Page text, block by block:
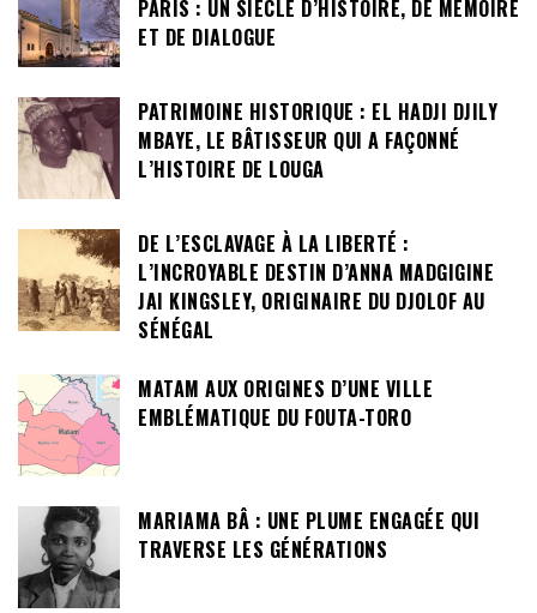
PARIS : UN SIÈCLE D’HISTOIRE, DE MÉMOIRE
ET DE DIALOGUE
PATRIMOINE HISTORIQUE : EL HADJI DJILY
MBAYE, LE BÂTISSEUR QUI A FAÇONNÉ
L’HISTOIRE DE LOUGA
DE L’ESCLAVAGE À LA LIBERTÉ :
L’INCROYABLE DESTIN D’ANNA MADGIGINE
JAI KINGSLEY, ORIGINAIRE DU DJOLOF AU
SÉNÉGAL
MATAM AUX ORIGINES D’UNE VILLE
EMBLÉMATIQUE DU FOUTA-TORO
MARIAMA BÂ : UNE PLUME ENGAGÉE QUI
TRAVERSE LES GÉNÉRATIONS